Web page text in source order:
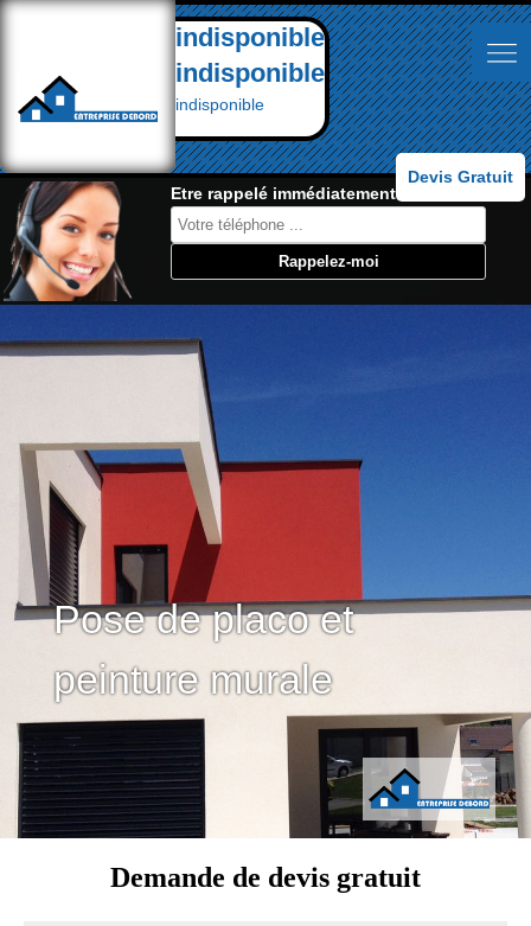
indisponible
indisponible
indisponible
Devis Gratuit
Etre rappelé immédiatement:
Pose de placo et
peinture murale
Demande de devis gratuit